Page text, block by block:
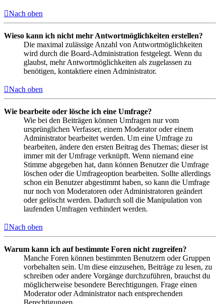
Nach oben
Wieso kann ich nicht mehr Antwortmöglichkeiten erstellen?
Die maximal zulässige Anzahl von Antwortmöglichkeiten
wird durch die Board-Administration festgelegt. Wenn du
glaubst, mehr Antwortmöglichkeiten als zugelassen zu
benötigen, kontaktiere einen Administrator.
Nach oben
Wie bearbeite oder lösche ich eine Umfrage?
Wie bei den Beiträgen können Umfragen nur vom
ursprünglichen Verfasser, einem Moderator oder einem
Administrator bearbeitet werden. Um eine Umfrage zu
bearbeiten, ändere den ersten Beitrag des Themas; dieser ist
immer mit der Umfrage verknüpft. Wenn niemand eine
Stimme abgegeben hat, dann können Benutzer die Umfrage
löschen oder die Umfrageoption bearbeiten. Sollte allerdings
schon ein Benutzer abgestimmt haben, so kann die Umfrage
nur noch von Moderatoren oder Administratoren geändert
oder gelöscht werden. Dadurch soll die Manipulation von
laufenden Umfragen verhindert werden.
Nach oben
Warum kann ich auf bestimmte Foren nicht zugreifen?
Manche Foren können bestimmten Benutzern oder Gruppen
vorbehalten sein. Um diese einzusehen, Beiträge zu lesen, zu
schreiben oder andere Vorgänge durchzuführen, brauchst du
möglicherweise besondere Berechtigungen. Frage einen
Moderator oder Administrator nach entsprechenden
Berechtigungen.